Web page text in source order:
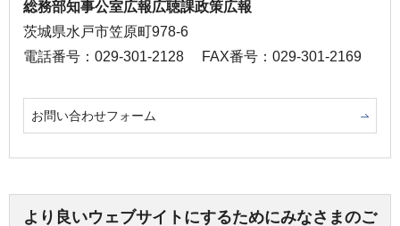
総務部知事公室広報広聴課政策広報
茨城県水戸市笠原町978-6
電話番号：029-301-2128
FAX番号：029-301-2169
お問い合わせフォーム
より良いウェブサイトにするためにみなさまのご